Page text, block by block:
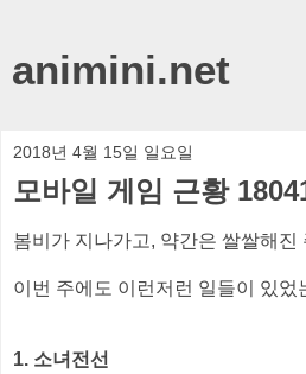
animini.net
2018년 4월 15일 일요일
모바일 게임 근황
봄비가 지나가고, 약간은 쌀쌀해진
이번 주에도 이런저런 일들이 있었
1. 소녀전선